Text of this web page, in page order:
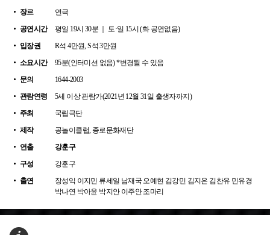
장르
연극
공연시간
평일 19시 30분 ｜ 토·일 15시 (화 공연없음)
입장권
R석 4만원, S석 3만원
소요시간
95분(인터미션 없음) *변경될 수 있음
문의
1644-2003
관람연령
5세 이상 관람가(2021년 12월 31일 출생자까지)
주최
국립극단
제작
공놀이클럽, 종로문화재단
연출
강훈구
구성
강훈구
출연
장성익 이지민 류세일 남재국 오예현 김강민 김지은 김찬유 민유경
박나연 박아윤 박지안 이주안 조마리